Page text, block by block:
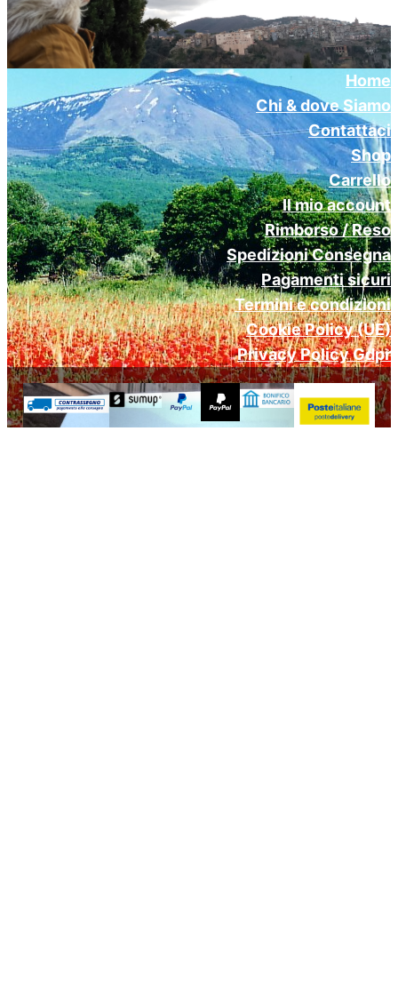
Home
Chi & dove Siamo
Contattaci
Shop
Carrello
Il mio account
Rimborso / Reso
Spedizioni Consegna
Pagamenti sicuri
Termini e condizioni
Cookie Policy (UE)
Privacy Policy Gdpr